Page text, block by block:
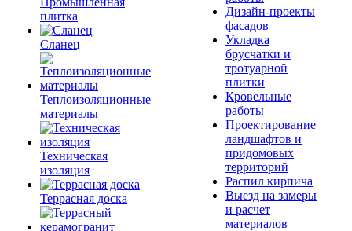
плитка
Сланец
Теплоизоляционные
материалы
Техническая
изоляция
Террасная доска
Дизайн-проекты
фасадов
Укладка
брусчатки и
тротуарной
плитки
Кровельные
работы
Проектирование
ландшафтов и
придомовых
территорий
Распил кирпича
Выезд на замеры
и расчет
материалов